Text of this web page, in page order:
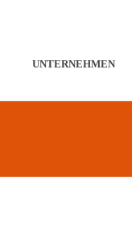
UNTERNEHMEN